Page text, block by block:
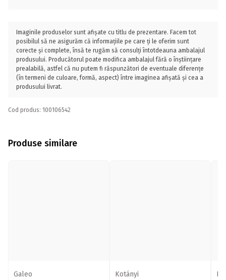
Imaginile produselor sunt afișate cu titlu de prezentare. Facem tot
posibilul să ne asigurăm că informațiile pe care ți le oferim sunt
corecte și complete, însă te rugăm să consulți întotdeauna ambalajul
produsului. Producătorul poate modifica ambalajul fără o înștiințare
prealabilă, astfel că nu putem fi răspunzători de eventuale diferențe
(în termeni de culoare, formă, aspect) între imaginea afișată și cea a
produsului livrat.
Cod produs: 100106542
Produse similare
Galeo
Kotányi